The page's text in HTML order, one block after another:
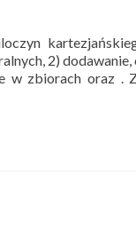
2)
w zbiorach oraz .